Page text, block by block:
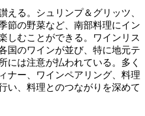
える。シュリンプ＆グリッツ、
節の野菜など、南部料理にイン
しむことができる。ワインリス
国のワインが並び、特に地元テ
には注意が払われている。多く
ナー、ワインペアリング、料理
い、料理とのつながりを深めて